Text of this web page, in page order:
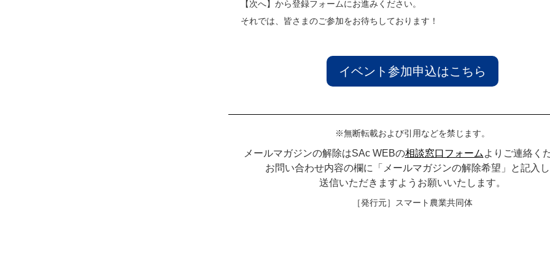
【次へ】から登録フォームにお進みください。
それでは、皆さまのご参加をお待ちしております！
イベント参加申込はこちら
※無断転載および引用などを禁じます。
メールマガジンの解除はSAc WEBの相談窓口フォーム よりご連絡く
お問い合わせ内容の欄に「メールマガジンの解除希望」と記入し
送信いただきますようお願いいたします。
［発行元］スマート農業共同体